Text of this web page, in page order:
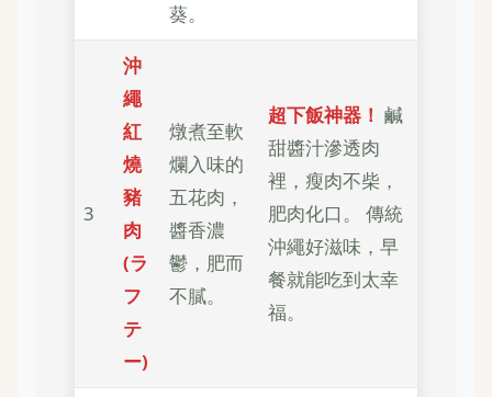
葵。
3
沖
繩
紅
燒
豬
肉
(ラ
フ
テ
ー)
燉煮至軟
爛入味的
五花肉，
醬香濃
鬱，肥而
不膩。
超下飯神器！ 鹹
甜醬汁滲透肉
裡，瘦肉不柴，
肥肉化口。 傳統
沖繩好滋味，早
餐就能吃到太幸
福。